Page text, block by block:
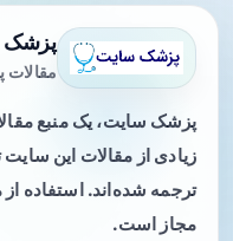
پزشک
پزشک سایت، یک منبع
زیادی از مقالات این
ترجمه شده‌اند. استفاده
مجاز است.